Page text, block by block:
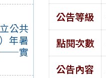
公共
年暑
──實
公告等級
點閱次數
公告內容